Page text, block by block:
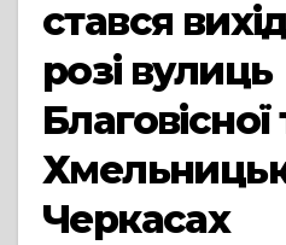
стався
розі вулиць
Черкасах